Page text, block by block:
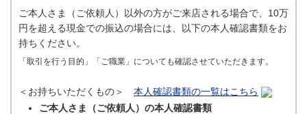
ご本人さま（ご依頼人）以外の方がご来店される場合で、10万
円を超える現金での振込の場合には、以下の本人確認書類をお
持ちください。
「取引を行う目的」「ご職業」についても確認させていただきます。
＜お持ちいただくもの＞ 本人確認書類の一覧はこちら
ご本人さま（ご依頼人）の本人確認書類